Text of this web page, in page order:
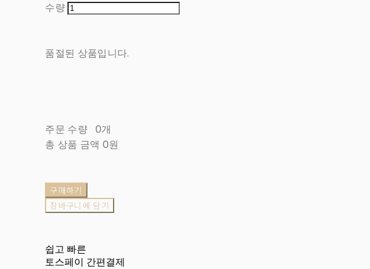
수량
품절된 상품입니다.
주문 수량 0개
총 상품 금액 0원
구매하기
장바구니에 담기
쉽고 빠른
토스페이 간편결제